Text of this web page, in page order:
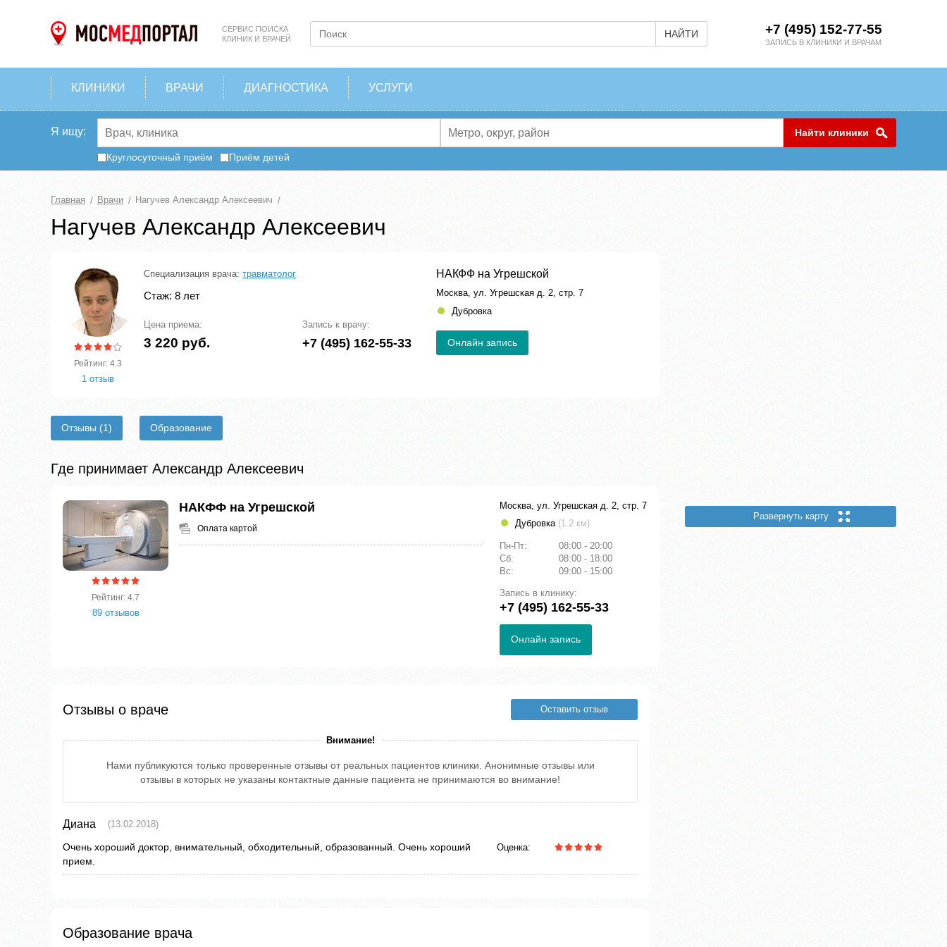
СЕРВИС ПОИСКА
КЛИНИК И ВРАЧЕЙ
НАЙТИ +7 (495) 152-77-55
ЗАПИСЬ В КЛИНИКИ И ВРАЧАМ
КЛИНИКИ ВРАЧИ ДИАГНОСТИКА УСЛУГИ
Я ищу: Найти клиники
Круглосуточный приём Приём детей
Главная Врачи Нагучев Александр Алексеевич
Нагучев Александр Алексеевич
Рейтинг: 4.3
1 отзыв
Специализация врача: травматолог
Стаж: 8 лет
Цена приема:
3 220 руб.
Запись к врачу:
+7 (495) 162-55-33
НАКФФ на Угрешской
Москва, ул. Угрешская д. 2, стр. 7
Дубровка
Онлайн запись
Отзывы (1) Образование
Где принимает Александр Алексеевич
Рейтинг: 4.7
89 отзывов
НАКФФ на Угрешской
Оплата картой
Москва, ул. Угрешская д. 2, стр. 7
Дубровка (1.2 км)
Пн-Пт:
08:00 - 20:00
Сб:
08:00 - 18:00
Вс:
09:00 - 15:00
Запись в клинику:
+7 (495) 162-55-33
Онлайн запись
Отзывы о враче Оставить отзыв
Внимание!
Нами публикуются только проверенные отзывы от реальных пациентов клиники. Анонимные отзывы или
отзывы в которых не указаны контактные данные пациента не принимаются во внимание!
Диана (13.02.2018)
Очень хороший доктор, внимательный, обходительный, образованный. Очень хороший
прием.
Оценка:
Образование врача
Развернуть карту